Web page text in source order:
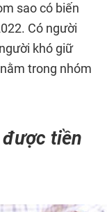
sao có biến
Có người
khó giữ
trong nhóm
tiền